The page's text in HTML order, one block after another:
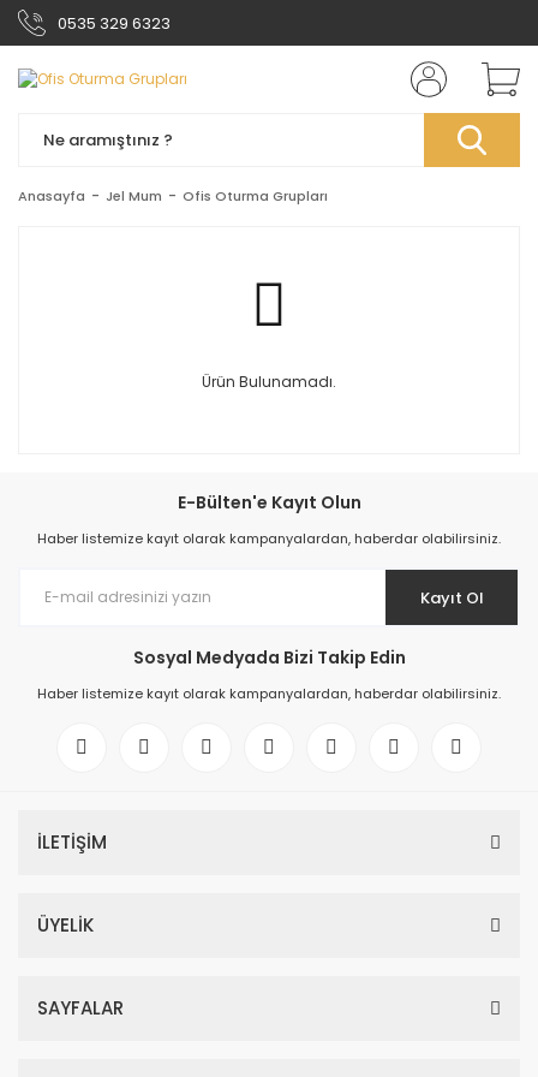
0535 329 6323
Anasayfa Jel Mum Ofis Oturma Grupları
Ürün Bulunamadı.
E-Bülten'e Kayıt Olun
Haber listemize kayıt olarak kampanyalardan, haberdar olabilirsiniz.
Kayıt Ol
Sosyal Medyada Bizi Takip Edin
Haber listemize kayıt olarak kampanyalardan, haberdar olabilirsiniz.
İLETİŞİM
ÜYELİK
SAYFALAR